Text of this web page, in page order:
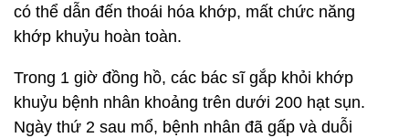
có thể dẫn đến thoái hóa khớp, mất chức năng
khớp khuỷu hoàn toàn.
Trong 1 giờ đồng hồ, các bác sĩ gắp khỏi khớp
khuỷu bệnh nhân khoảng trên dưới 200 hạt sụn.
Ngày thứ 2 sau mổ, bệnh nhân đã gấp và duỗi